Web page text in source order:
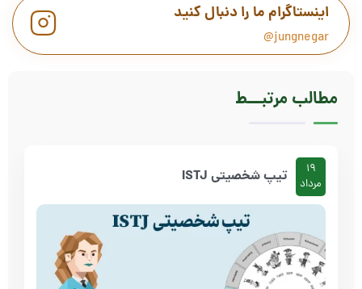
اینستاگرام ما را دنبال کنید
jungnegar@
مطالب مرتبـــط
19
مرداد
تیپ شخصیتی ISTJ